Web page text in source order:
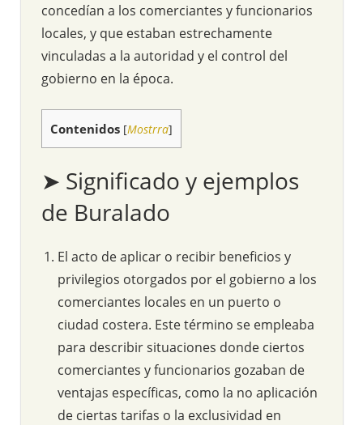
concedían a los comerciantes y funcionarios
locales, y que estaban estrechamente
vinculadas a la autoridad y el control del
gobierno en la época.
Contenidos [Mostrra]
➤ Significado y ejemplos
de Buralado
El acto de aplicar o recibir beneficios y
privilegios otorgados por el gobierno a los
comerciantes locales en un puerto o
ciudad costera. Este término se empleaba
para describir situaciones donde ciertos
comerciantes y funcionarios gozaban de
ventajas específicas, como la no aplicación
de ciertas tarifas o la exclusividad en